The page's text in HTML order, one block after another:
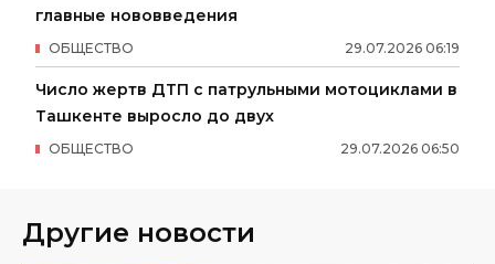
главные нововведения
29.07.2026 06:19
ОБЩЕСТВО
Число жертв ДТП с патрульными мотоциклами в
Ташкенте выросло до двух
29.07.2026 06:50
ОБЩЕСТВО
Другие новости